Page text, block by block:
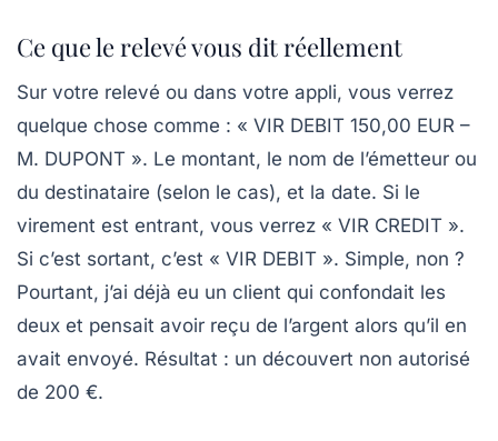
Ce que le relevé vous dit réellement
Sur votre relevé ou dans votre appli, vous verrez
quelque chose comme : « VIR DEBIT 150,00 EUR –
M. DUPONT ». Le montant, le nom de l’émetteur ou
du destinataire (selon le cas), et la date. Si le
virement est entrant, vous verrez « VIR CREDIT ».
Si c’est sortant, c’est « VIR DEBIT ». Simple, non ?
Pourtant, j’ai déjà eu un client qui confondait les
deux et pensait avoir reçu de l’argent alors qu’il en
avait envoyé. Résultat : un découvert non autorisé
de 200 €.